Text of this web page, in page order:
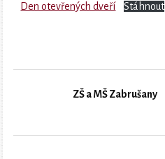
Den otevřených dveří Stáhnout
ZŠ a MŠ Zabrušany